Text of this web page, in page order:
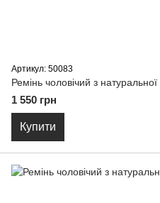
Артикул: 50083
Ремiнь чоловiчий з натуральної
1 550 грн
Купити